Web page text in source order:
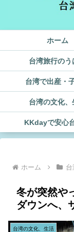
ホーム
台湾旅行のう
台湾で出産・
台湾の文化、
KKdayで安心
ホーム
冬が突然や
ダウンへ、
台湾の文化、生活